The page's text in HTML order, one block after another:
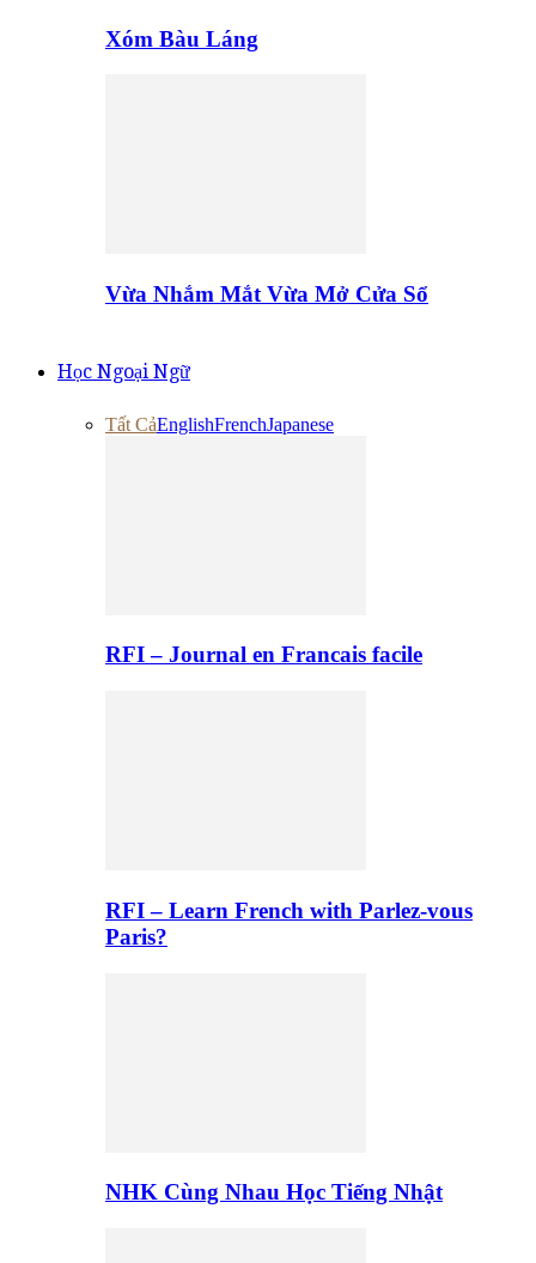
Xóm Bàu Láng
Vừa Nhắm Mắt Vừa Mở Cửa Sổ
Học Ngoại Ngữ
Tất CảEnglishFrenchJapanese
RFI – Journal en Francais facile
RFI – Learn French with Parlez-vous
Paris?
NHK Cùng Nhau Học Tiếng Nhật